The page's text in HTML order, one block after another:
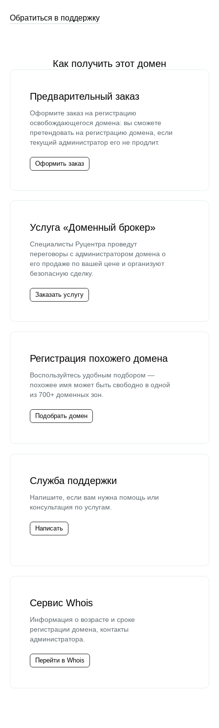
Обратиться в поддержку
Как получить этот домен
Предварительный заказ
Оформите заказ на регистрацию
освобождающегося домена: вы сможете
претендовать на регистрацию домена, если
текущий администратор его не продлит.
Оформить заказ
Услуга «Доменный брокер»
Специалисты Руцентра проведут
переговоры с администратором домена о
его продаже по вашей цене и организуют
безопасную сделку.
Заказать услугу
Регистрация похожего домена
Воспользуйтесь удобным подбором —
похожее имя может быть свободно в одной
из 700+ доменных зон.
Подобрать домен
Служба поддержки
Напишите, если вам нужна помощь или
консультация по услугам.
Написать
Сервис Whois
Информация о возрасте и сроке
регистрации домена, контакты
администратора.
Перейти в Whois